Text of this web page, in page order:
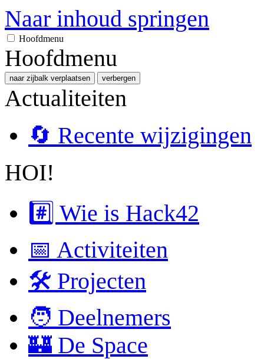
Naar inhoud springen
Hoofdmenu
Hoofdmenu
naar zijbalk verplaatsen verbergen
Actualiteiten
🔄 Recente wijzigingen
HOI!
#️⃣ Wie is Hack42
📅 Activiteiten
🛠 Projecten
🧑 Deelnemers
🏰 De Space